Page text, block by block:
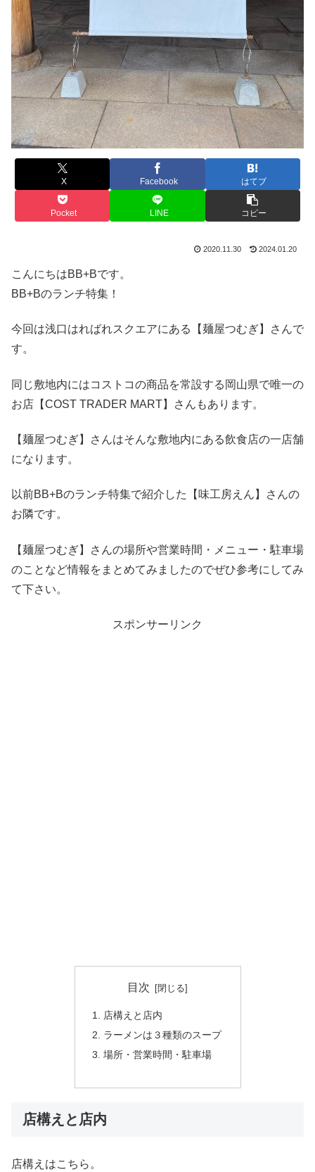
X Facebook はてブ
Pocket LINE コピー
2020.11.30 2024.01.20
こんにちはBB+Bです。
BB+Bのランチ特集！
今回は浅口はればれスクエアにある【麺屋つむぎ】さんで
す。
同じ敷地内にはコストコの商品を常設する岡山県で唯一の
お店【COST TRADER MART】さんもあります。
【麺屋つむぎ】さんはそんな敷地内にある飲食店の一店舗
になります。
以前BB+Bのランチ特集で紹介した【味工房えん】さんの
お隣です。
【麺屋つむぎ】さんの場所や営業時間・メニュー・駐車場
のことなど情報をまとめてみましたのでぜひ参考にしてみ
て下さい。
スポンサーリンク
目次
店構えと店内
ラーメンは３種類のスープ
場所・営業時間・駐車場
店構えと店内
店構えはこちら。